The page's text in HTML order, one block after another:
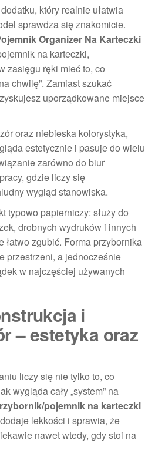
który realnie ułatwia
sprawdza się znakomicie.
Organizer Na Karteczki
na karteczki,
zasięgu ręki mieć to, co
chwilę”. Zamiast szukać
uporządkowane miejsce
oraz niebieska kolorystyka,
estetycznie i pasuje do wielu
zarówno do biur
gdzie liczy się
wygląd stanowiska.
typowo papierniczy: służy do
drobnych wydruków i innych
łatwo zgubić. Forma przybornika
przestrzeni, a jednocześnie
w najczęściej używanych
i
– estetyka oraz
liczy się nie tylko to, co
wygląda cały „system” na
pojemnik na karteczki
lekkości i sprawia, że
nawet wtedy, gdy stoi na